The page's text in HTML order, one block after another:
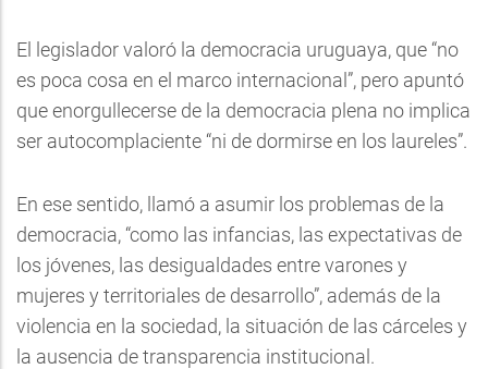
El legislador valoró la democracia uruguaya, que “no
es poca cosa en el marco internacional”, pero apuntó
que enorgullecerse de la democracia plena no implica
ser autocomplaciente “ni de dormirse en los laureles”.
En ese sentido, llamó a asumir los problemas de la
democracia, “como las infancias, las expectativas de
los jóvenes, las desigualdades entre varones y
mujeres y territoriales de desarrollo”, además de la
violencia en la sociedad, la situación de las cárceles y
la ausencia de transparencia institucional.